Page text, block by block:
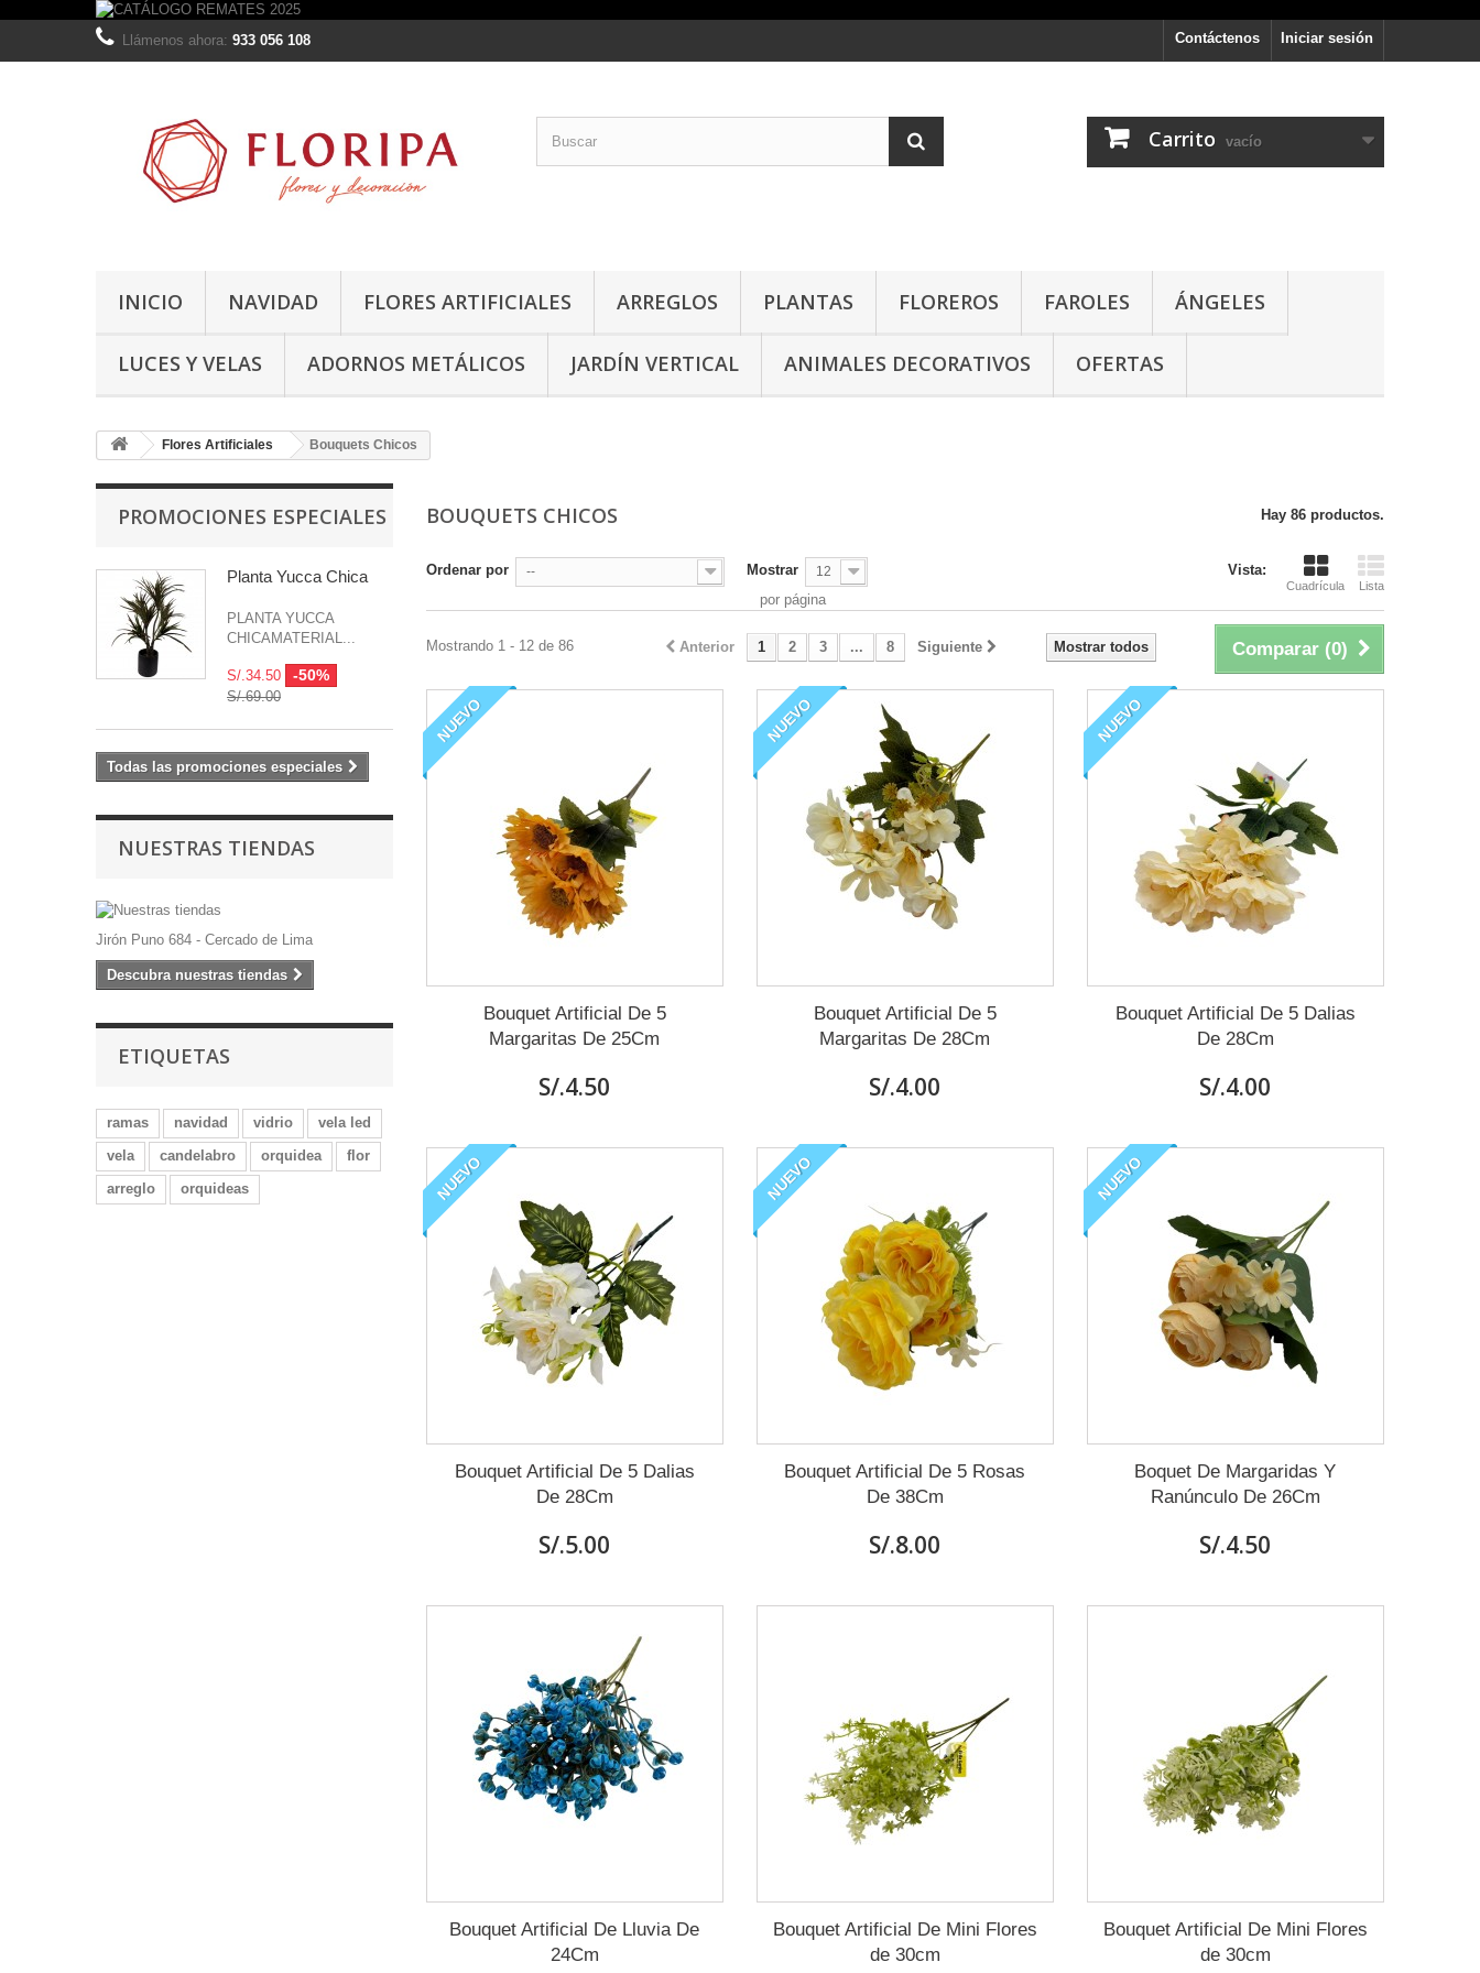
Iniciar sesión
Contáctenos
Llámenos ahora: 933 056 108
Carrito vacío
INICIO NAVIDAD FLORES ARTIFICIALES ARREGLOS PLANTAS FLOREROS FAROLES ÁNGELES
LUCES Y VELAS ADORNOS METÁLICOS JARDÍN VERTICAL ANIMALES DECORATIVOS OFERTAS
Flores Artificiales Bouquets Chicos
PROMOCIONES ESPECIALES
Planta Yucca Chica
PLANTA YUCCA
CHICAMATERIAL...
S/.34.50 -50%
S/.69.00
Todas las promociones especiales
NUESTRAS TIENDAS
Jirón Puno 684 - Cercado de Lima
Descubra nuestras tiendas
ETIQUETAS
ramas navidad vidrio
vela led
vela
candelabro orquidea
flor
arreglo
orquideas
BOUQUETS CHICOS Hay 86 productos.
Vista:
Cuadrícula Lista
Ordenar por -- Mostrar 12
por página
Comparar (0)
Mostrar todos
Anterior 1 2 3 ... 8 Siguiente
Mostrando 1 - 12 de 86
NUEVO
Bouquet Artificial De 5
Margaritas De 25Cm
S/.4.50
NUEVO
Bouquet Artificial De 5
Margaritas De 28Cm
S/.4.00
NUEVO
Bouquet Artificial De 5 Dalias
De 28Cm
S/.4.00
NUEVO
Bouquet Artificial De 5 Dalias
De 28Cm
S/.5.00
NUEVO
Bouquet Artificial De 5 Rosas
De 38Cm
S/.8.00
NUEVO
Boquet De Margaridas Y
Ranúnculo De 26Cm
S/.4.50
Bouquet Artificial De Lluvia De
24Cm
Bouquet Artificial De Mini Flores
de 30cm
Bouquet Artificial De Mini Flores
de 30cm